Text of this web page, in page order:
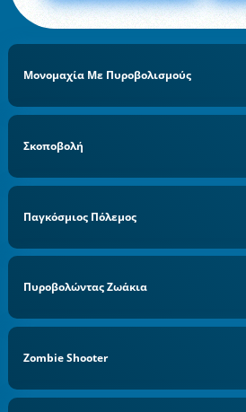
Μονομαχία Με Πυροβολισμούς
Σκοποβολή
Παγκόσμιος Πόλεμος
Πυροβολώντας Ζωάκια
Zombie Shooter